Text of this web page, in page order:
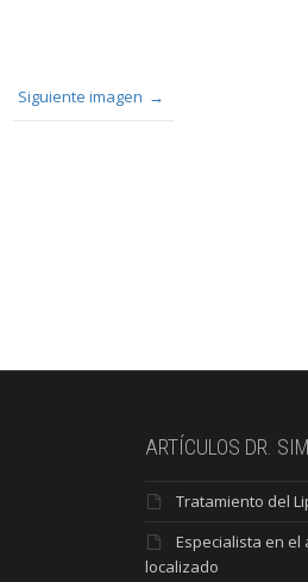
Siguiente imagen
ARTÍCULOS DR.
Tratamiento del
Especialista en
localizado